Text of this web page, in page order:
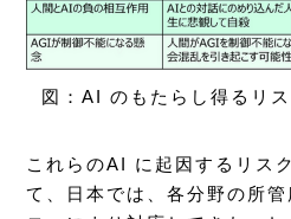
図：AI のもたらし得るリ
これらのAI に起因するリス
て、日本では、各分野の所